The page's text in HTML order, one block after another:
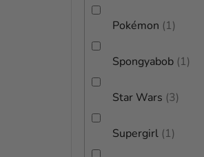
Pokémon 1
Spongyabob 1
Star Wars 3
Supergirl 1